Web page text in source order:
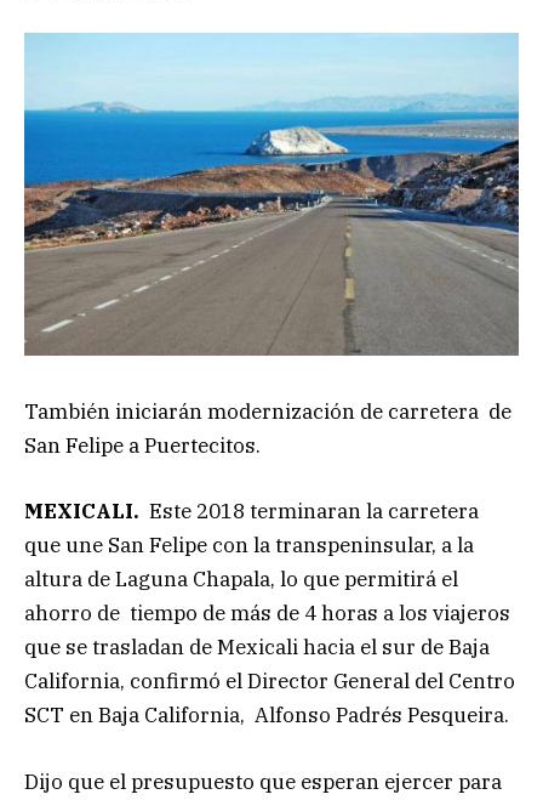
También iniciarán modernización de carretera de
San Felipe a Puertecitos.
MEXICALI. Este 2018 terminaran la carretera
que une San Felipe con la transpeninsular, a la
altura de Laguna Chapala, lo que permitirá el
ahorro de tiempo de más de 4 horas a los viajeros
que se trasladan de Mexicali hacia el sur de Baja
California, confirmó el Director General del Centro
SCT en Baja California, Alfonso Padrés Pesqueira.
Dijo que el presupuesto que esperan ejercer para